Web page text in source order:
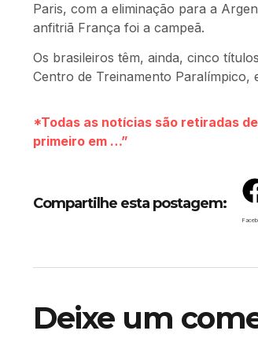
Paris, com a eliminação para a
anfitriã França foi a campeã.
Os brasileiros têm, ainda, cinco
Centro de Treinamento Paralímpico,
*Todas as notícias são retiradas
primeiro em …”
Compartilhe esta postagem:
Deixe um